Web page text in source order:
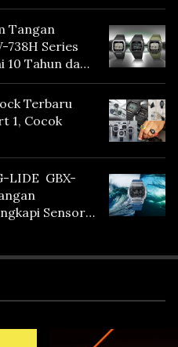
Tangan
738H Series
10 Tahun dan
Terbaru
1, Cocok
LIDE GBX-
Sensor